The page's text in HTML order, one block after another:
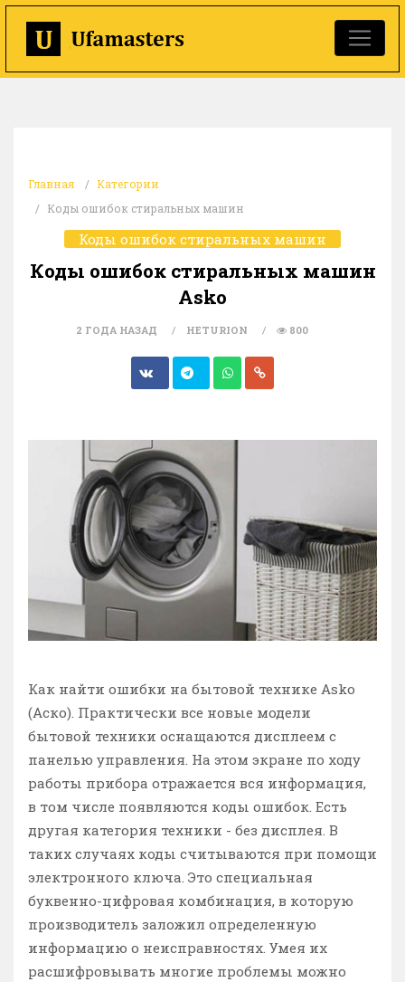
Главная
Категории
Коды ошибок стиральных машин
Коды ошибок стиральных машин
Коды ошибок стиральных машин
Asko
2 ГОДА НАЗАД HETURION 800
Как найти ошибки на бытовой технике Asko
(Аско). Практически все новые модели
бытовой техники оснащаются дисплеем с
панелью управления. На этом экране по ходу
работы прибора отражается вся информация,
в том числе появляются коды ошибок. Есть
другая категория техники - без дисплея. В
таких случаях коды считываются при помощи
электронного ключа. Это специальная
буквенно-цифровая комбинация, в которую
производитель заложил определенную
информацию о неисправностях. Умея их
расшифровывать многие проблемы можно